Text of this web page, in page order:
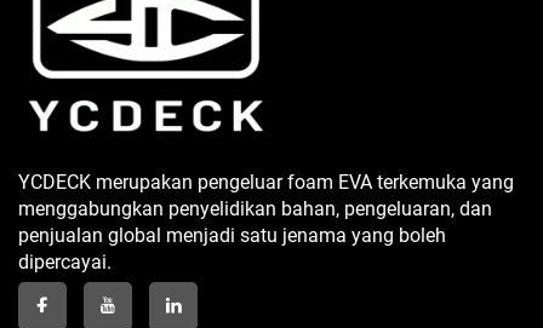
YCDECK merupakan pengeluar foam EVA terkemuka yang
menggabungkan penyelidikan bahan, pengeluaran, dan
penjualan global menjadi satu jenama yang boleh
dipercayai.